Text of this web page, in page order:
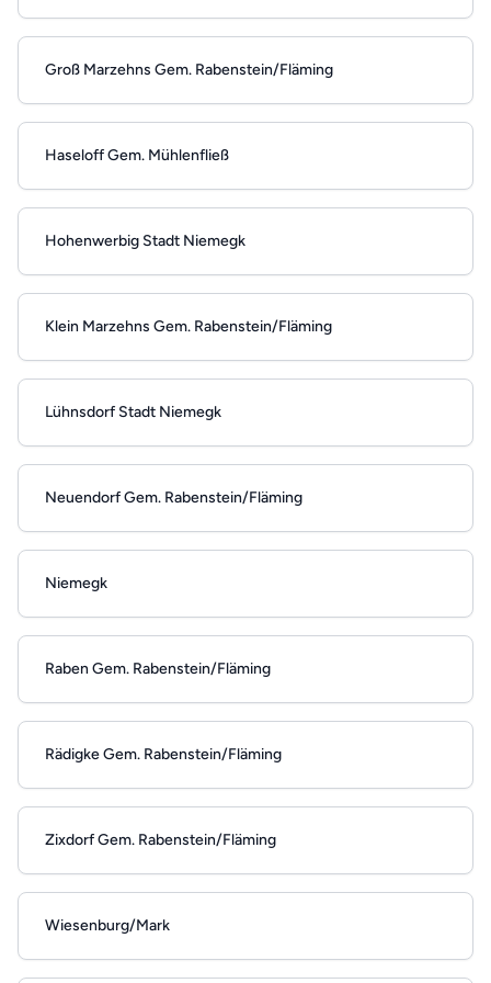
Groß Marzehns Gem. Rabenstein/Fläming
Haseloff Gem. Mühlenfließ
Hohenwerbig Stadt Niemegk
Klein Marzehns Gem. Rabenstein/Fläming
Lühnsdorf Stadt Niemegk
Neuendorf Gem. Rabenstein/Fläming
Niemegk
Raben Gem. Rabenstein/Fläming
Rädigke Gem. Rabenstein/Fläming
Zixdorf Gem. Rabenstein/Fläming
Wiesenburg/Mark